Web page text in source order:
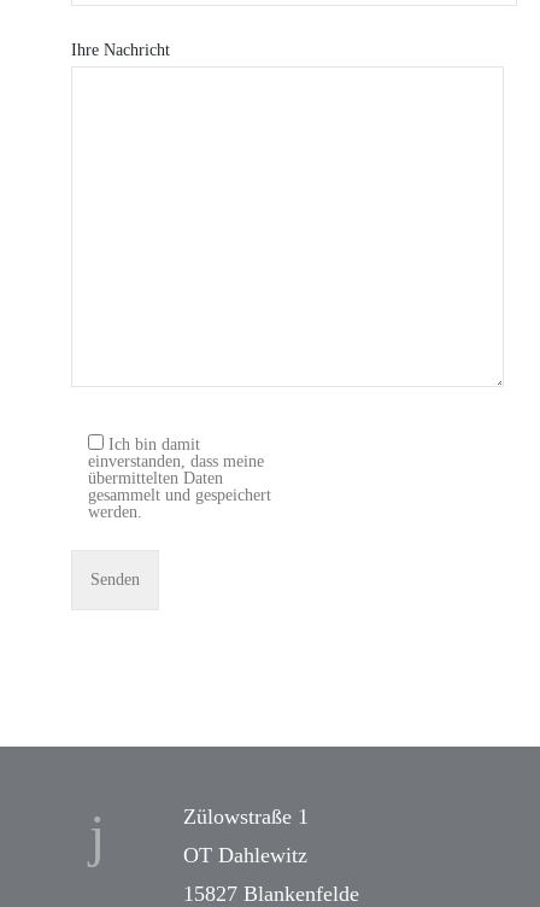
Ihre Nachricht
Ich bin damit
einverstanden, dass meine
übermittelten Daten
gesammelt und gespeichert
werden.
Zülowstraße 1
OT Dahlewitz
15827 Blankenfelde